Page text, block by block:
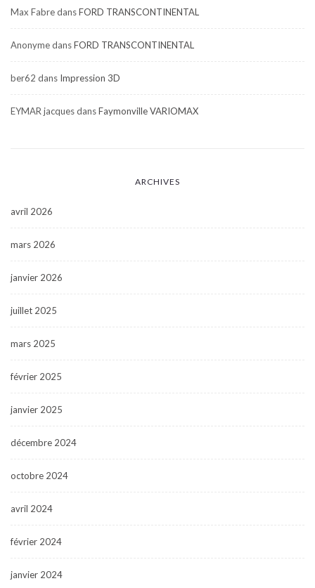
Max FabredansFORD TRANSCONTINENTAL
AnonymedansFORD TRANSCONTINENTAL
ber62 dans Impression 3D
EYMAR jacquesdansFaymonville VARIOMAX
ARCHIVES
avril 2026
mars 2026
janvier 2026
juillet 2025
mars 2025
février 2025
janvier 2025
décembre 2024
octobre 2024
avril 2024
février 2024
janvier 2024